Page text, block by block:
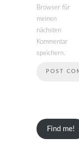
Browser für
meinen
nächsten
Kommentar
speichern.
Find me!